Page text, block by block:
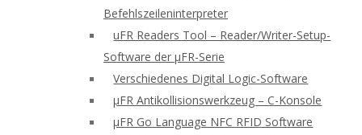
Befehlszeileninterpreter
uFR Readers Tool – Reader/Writer-Setup-
Software der μFR-Serie
Verschiedenes Digital Logic-Software
μFR Antikollisionswerkzeug – C-Konsole
μFR Go Language NFC RFID Software